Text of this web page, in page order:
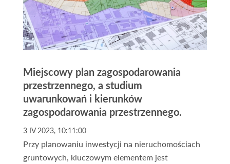
Miejscowy plan zagospodarowania
przestrzennego, a studium
uwarunkowań i kierunków
zagospodarowania przestrzennego.
3 IV 2023, 10:11:00
Przy planowaniu inwestycji na nieruchomościach
gruntowych, kluczowym elementem jest